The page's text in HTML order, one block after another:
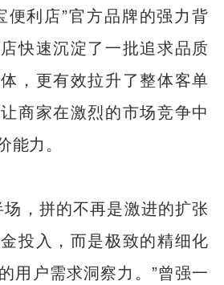
便利店”官方品牌的强力背
快速沉淀了一批追求品质
，更有效拉升了整体客单
商家在激烈的市场竞争中
力。
，拼的不再是激进的扩张
投入，而是极致的精细化
用户需求洞察力。”曾强一